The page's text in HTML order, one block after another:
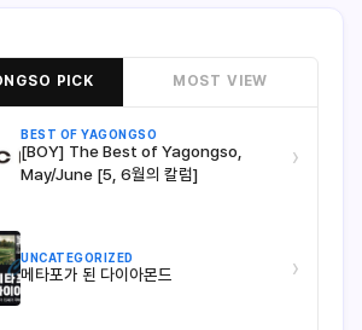
PICK MOST VIEW
BEST OF YAGONGSO
[BOY] The Best of Yagongso,
May/June [5, 6월의 칼럼]
›
UNCATEGORIZED
메타포가 된 다이아몬드 ›